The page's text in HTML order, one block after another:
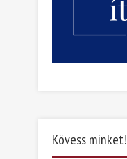
Kövess minket!